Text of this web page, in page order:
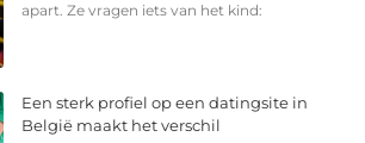
apart. Ze vragen iets van het kind:
Een sterk profiel op een datingsite in
België maakt het verschil